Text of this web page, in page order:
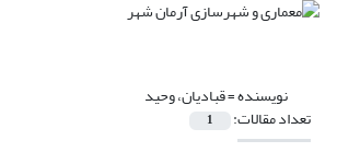
نویسنده =قبادیان، وحید
تعداد مقالات: 1